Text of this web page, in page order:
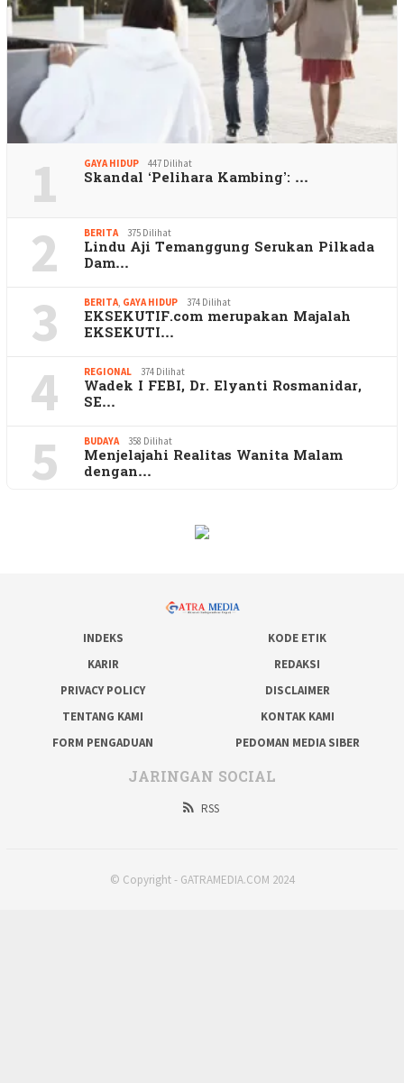
1 GAYA HIDUP 447 Dilihat
Skandal ‘Pelihara Kambing’: …
2 BERITA 375 Dilihat
Lindu Aji Temanggung Serukan Pilkada
Dam…
3 BERITA GAYA HIDUP 374 Dilihat
EKSEKUTIF.com merupakan Majalah
EKSEKUTI…
4 REGIONAL 374 Dilihat
Wadek I FEBI, Dr. Elyanti Rosmanidar,
SE…
5 BUDAYA 358 Dilihat
Menjelajahi Realitas Wanita Malam
dengan…
INDEKS
KODE ETIK
KARIR
REDAKSI
PRIVACY POLICY
DISCLAIMER
TENTANG KAMI
KONTAK KAMI
FORM PENGADUAN
PEDOMAN MEDIA SIBER
JARINGAN SOCIAL
RSS
© Copyright - GATRAMEDIA.COM 2024